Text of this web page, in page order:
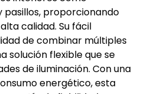
pasillos, proporcionando
calidad. Su fácil
de combinar múltiples
solución flexible que se
de iluminación. Con una
energético, esta